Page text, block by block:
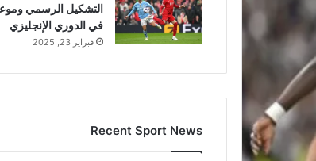
التشكيل الرسمي وموعد
في الدوري الإنجليزي
فبراير 23, 2025
Recent Sport News